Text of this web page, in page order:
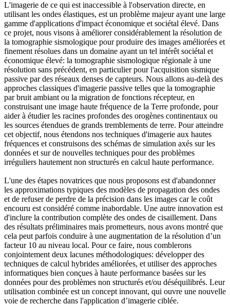
L'imagerie de ce qui est inaccessible à l'observation directe, en
utilisant les ondes élastiques, est un problème majeur ayant une large
gamme d'applications d'impact économique et sociétal élevé. Dans
ce projet, nous visons à améliorer considérablement la résolution de
la tomographie sismologique pour produire des images améliorées et
finement résolues dans un domaine ayant un tel intérêt sociétal et
économique élevé: la tomographie sismologique régionale à une
résolution sans précédent, en particulier pour l'acquisition sismique
passive par des réseaux denses de capteurs. Nous allons au-delà des
approches classiques d'imagerie passive telles que la tomographie
par bruit ambiant ou la migration de fonctions récepteur, en
construisant une image haute fréquence de la Terre profonde, pour
aider à étudier les racines profondes des orogènes continentaux ou
les sources étendues de grands tremblements de terre. Pour atteindre
cet objectif, nous étendons nos techniques d'imagerie aux hautes
fréquences et construisons des schémas de simulation axés sur les
données et sur de nouvelles techniques pour des problèmes
irréguliers hautement non structurés en calcul haute performance.
L'une des étapes novatrices que nous proposons est d'abandonner
les approximations typiques des modèles de propagation des ondes
et de refuser de perdre de la précision dans les images car le coût
encouru est considéré comme inabordable. Une autre innovation est
d'inclure la contribution complète des ondes de cisaillement. Dans
des résultats préliminaires mais prometteurs, nous avons montré que
cela peut parfois conduire à une augmentation de la résolution d’un
facteur 10 au niveau local. Pour ce faire, nous comblerons
conjointement deux lacunes méthodologiques: développer des
techniques de calcul hybrides améliorées, et utiliser des approches
informatiques bien conçues à haute performance basées sur les
données pour des problèmes non structurés et/ou déséquilibrés. Leur
utilisation combinée est un concept innovant, qui ouvre une nouvelle
voie de recherche dans l'application d’imagerie ciblée.